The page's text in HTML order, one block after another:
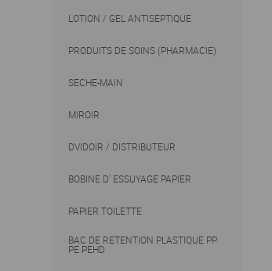
LOTION / GEL ANTISEPTIQUE
PRODUITS DE SOINS (PHARMACIE)
SECHE-MAIN
MIROIR
DVIDOIR / DISTRIBUTEUR
BOBINE D' ESSUYAGE PAPIER
PAPIER TOILETTE
BAC DE RETENTION PLASTIQUE PP
PE PEHD